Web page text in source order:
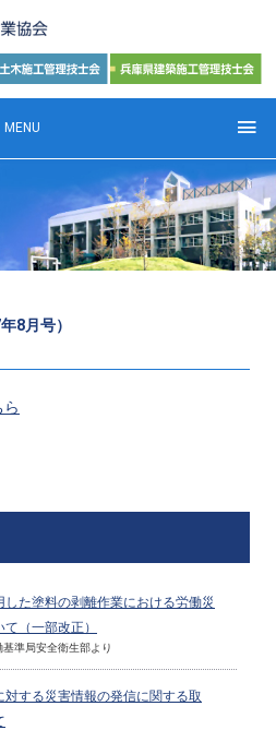
MENU
8月号）
ら
した塗料の剥離作業における労働災
（一部改正）
準局安全衛生部より
する災害情報の発信に関する取